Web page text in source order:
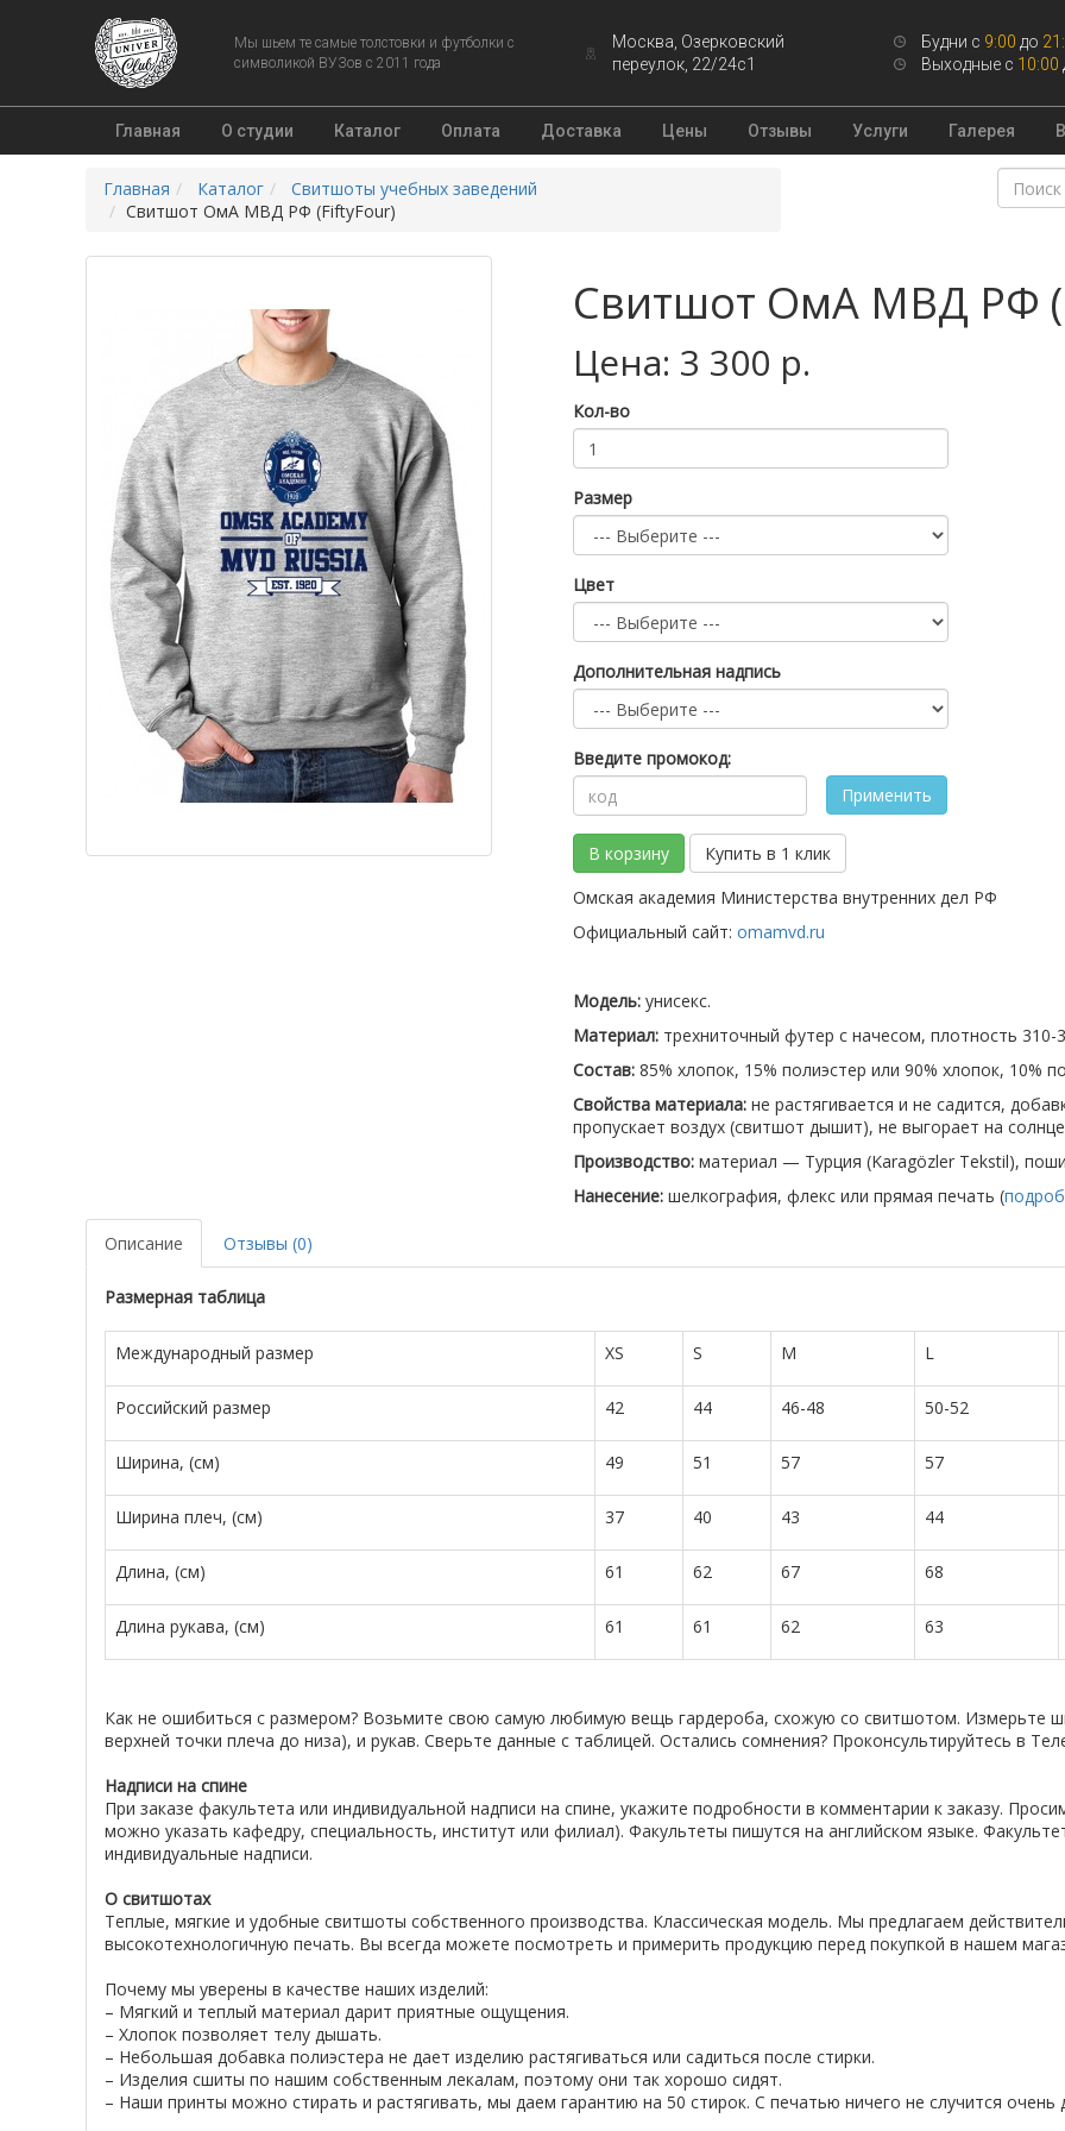
Мы шьем те самые толстовки и футболки с
символикой ВУЗов с 2011 года
Москва, Озерковский
переулок, 22/24с1
Будни с 9:00 до
Выходные с 10:00
Главная О студии Каталог Оплата Доставка Цены Отзывы Услуги Галерея
Главная Каталог
Свитшоты учебных заведений
Свитшот ОмА МВД РФ (FiftyFour)
Свитшот ОмА МВД РФ
Цена: 3 300 р.
Кол-во
Размер
Цвет
Дополнительная надпись
Введите промокод:
Применить
В корзину
Купить в 1 клик
Омская академия Министерства внутренних дел РФ
Официальный сайт: omamvd.ru
Модель:унисекс.
Материал: трехниточный футер с начесом, плотность 310-
Состав:85% хлопок, 15% полиэстер или 90% хлопок, 10%
Свойства материала:не растягивается и не садится,
пропускает воздух (свитшот дышит), не выгорает на
Производство:материал — Турция (Karagözler Tekstil),
Нанесение:шелкография, флекс или прямая печать (
Описание Отзывы (0)
Размерная таблица
Международный размер XS S M L
Российский размер 42 44 46-48 50-52
Ширина, (см) 49 51 57 57
Ширина плеч, (см) 37 40 43 44
Длина, (см) 61 62 67 68
Длина рукава, (см) 61 61 62 63
Как не ошибиться с размером? Возьмите свою самую любимую вещь гардероба, схожую со свитшотом. Измерьте
верхней точки плеча до низа), и рукав. Сверьте данные с таблицей. Остались сомнения? Проконсультируйтесь в
Надписи на спине
При заказе факультета или индивидуальной надписи на спине, укажите подробности в комментарии к заказу.
можно указать кафедру, специальность, институт или филиал). Факультеты пишутся на английском языке.
индивидуальные надписи.
О свитшотах
Теплые, мягкие и удобные свитшоты собственного производства. Классическая модель. Мы предлагаем
высокотехнологичную печать. Вы всегда можете посмотреть и примерить продукцию перед покупкой в нашем
Почему мы уверены в качестве наших изделий:
– Мягкий и теплый материал дарит приятные ощущения.
– Хлопок позволяет телу дышать.
– Небольшая добавка полиэстера не дает изделию растягиваться или садиться после стирки.
– Изделия сшиты по нашим собственным лекалам, поэтому они так хорошо сидят.
– Наши принты можно стирать и растягивать, мы даем гарантию на 50 стирок. С печатью ничего не случится очень